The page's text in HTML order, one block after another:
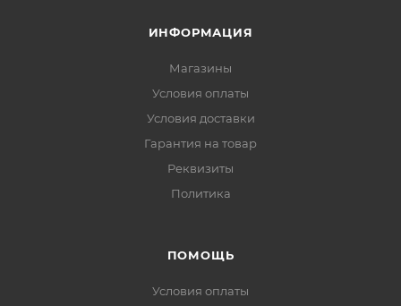
ИНФОРМАЦИЯ
Магазины
Условия оплаты
Условия доставки
Гарантия на товар
Реквизиты
Политика
ПОМОЩЬ
Условия оплаты